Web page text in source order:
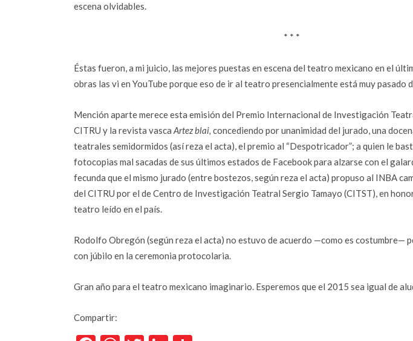
escena olvidables.
* * *
Éstas fueron, a mi juicio, las mejores puestas en escena del teatro mexicano en el
obras las vi en YouTube porque eso de ir al teatro presencialmente está muy pasado
Mención aparte merece esta emisión del Premio Internacional de Investigación
CITRU y la revista vasca Artez blai, concediendo por unanimidad del jurado, una
teatrales semidormidos (así reza el acta), el premio al “Despotricador”; a quien le
fotocopias mal sacadas de sus últimos estados de Facebook para alzarse con el
fecunda que el mismo jurado (entre bostezos, según reza el acta) propuso al INBA
del CITRU por el de Centro de Investigación Teatral Sergio Tamayo (CITST), en
teatro leído en el país.
Rodolfo Obregón (según reza el acta) no estuvo de acuerdo —como es costumbre—
con júbilo en la ceremonia protocolaria.
Gran año para el teatro mexicano imaginario. Esperemos que el 2015 sea igual de
Compartir: